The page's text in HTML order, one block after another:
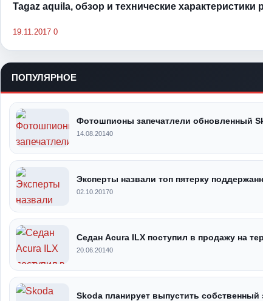
Tagaz aquila, обзор и технические характеристики
19.11.2017 0
ПОПУЛЯРНОЕ
Фотошпионы запечатлели обновленный
14.08.20140
Эксперты назвали топ пятерку
02.10.20170
Седан Acura ILX поступил в продажу на
20.06.20140
Skoda планирует выпустить собственный